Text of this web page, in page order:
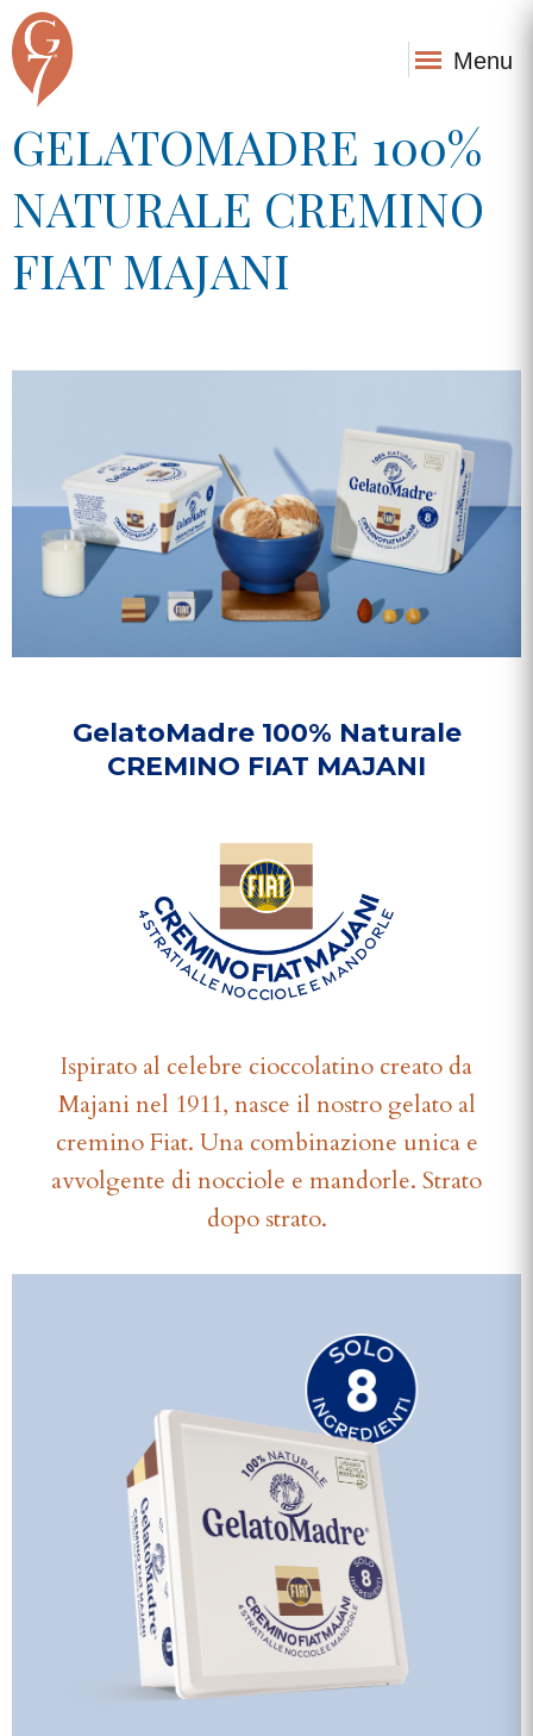
Menu
GELATOMADRE 100%
NATURALE CREMINO
FIAT MAJANI
GelatoMadre 100% Naturale
CREMINO FIAT MAJANI
Ispirato al celebre cioccolatino creato da
Majani nel 1911, nasce il nostro gelato al
cremino Fiat. Una combinazione unica e
avvolgente di nocciole e mandorle. Strato
dopo strato.